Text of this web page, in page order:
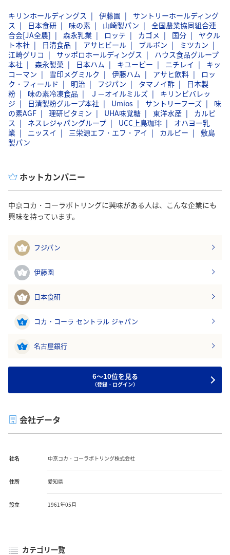
キリンホールディングス 伊藤園
サントリーホールディング
ス
日本食研 味の素 山崎製パン
全国農業協同組合連
合会[JA全農]
森永乳業 ロッテ カゴメ 国分
ヤクル
ト本社
日清食品 アサヒビール ブルボン
ミツカン
江崎グリコ
サッポロホールディングス
ハウス食品グループ
本社
森永製菓 日本ハム キユーピー ニチレイ
キッ
コーマン
雪印メグミルク 伊藤ハム アサヒ飲料
ロッ
ク・フィールド
明治 フジパン タマノイ酢
日本製
粉
味の素冷凍食品 Ｊ－オイルミルズ
キリンビバレッ
ジ
日清製粉グループ本社 Umios サントリーフーズ
味
の素AGF
理研ビタミン UHA味覚糖 東洋水産
カルピ
ス
ネスレジャパングループ UCC上島珈琲
オハヨー乳
業
ニッスイ 三栄源エフ・エフ・アイ カルビー
敷島
製パン
ホットカンパニー
中京コカ・コーラボトリングに興味がある人は、こんな企業にも
興味を持っています。
1 フジパン
2 伊藤園
3 日本食研
4 コカ・コーラ セントラル ジャパン
5 名古屋銀行
6～10位を見る
（登録・ログイン）
会社データ
社名 中京コカ・コーラボトリング株式会社
住所 愛知県
設立 1961年05月
カテゴリ一覧